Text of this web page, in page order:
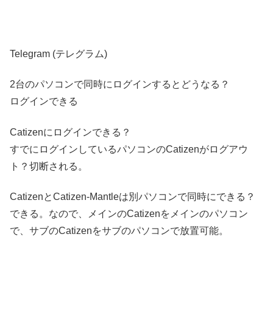
Telegram (テレグラム)
2台のパソコンで同時にログインするとどうなる？
ログインできる
Catizenにログインできる？
すでにログインしているパソコンのCatizenがログアウ
ト？切断される。
CatizenとCatizen-Mantleは別パソコンで同時にできる？
できる。なので、メインのCatizenをメインのパソコン
で、サブのCatizenをサブのパソコンで放置可能。